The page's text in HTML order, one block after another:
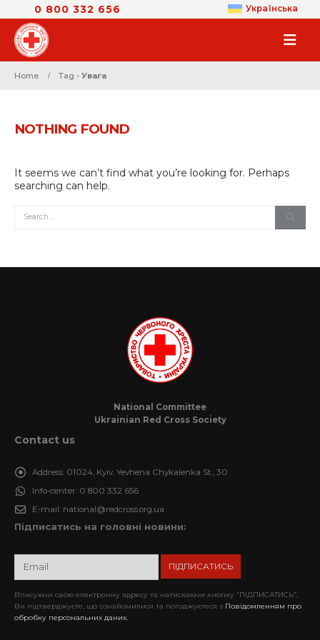
0 800 332 656 Українська
Home Tag - Увага
NOTHING FOUND
It seems we can’t find what you’re looking for. Perhaps
searching can help.
National Committee
Ukrainian Red Cross Society
Contact us
Address: 01024, Kyiv, Yevhena Chykalenka St., 30
Info-center: 0 800 332 656
E-mail: national@redcross.org.ua
Підписатись на головні новини:
Вписуючи свою електронну адресу та натискаючи кнопку “ПІДПИСАТИСЬ”,
Ви підтверджуєте, що ознайомилися та погоджуєтеся з Повідомленням про
обробку персональних даних.